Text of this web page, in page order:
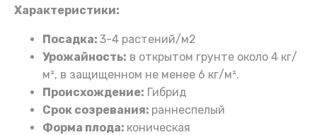
Характеристики:
Посадка: 3-4 растений/м2
Урожайность: в открытом грунте около 4 кг/
м², в защищенном не менее 6 кг/м².
Происхождение: Гибрид
Срок созревания: раннеспелый
Форма плода: коническая